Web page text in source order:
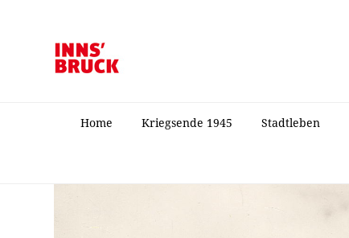
Home Kriegsende 1945 Stadtleben